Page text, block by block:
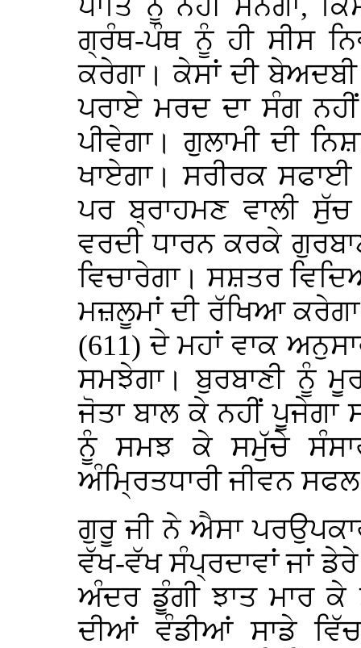
ਪਾਤਿ ਨੂੰ ਨਹੀਂ ਮੰਨੇਗਾ,
ਗ੍ਰੰਥ-ਪੰਥ ਨੂੰ ਹੀ ਸੀਸ
ਕਰੇਗਾ। ਕੇਸਾਂ ਦੀ
ਪਰਾਏ ਮਰਦ ਦਾ ਸੰਗ
ਪੀਵੇਗਾ। ਗੁਲਾਮੀ ਦੀ
ਖਾਏਗਾ। ਸਰੀਰਕ
ਪਰ ਬ੍ਰਾਹਮਣ ਵਾਲੀ
ਵਰਦੀ ਧਾਰਨ ਕਰਕੇ
ਵਿਚਾਰੇਗਾ। ਸਸ਼ਤਰ
ਮਜ਼ਲੂਮਾਂ ਦੀ ਰੱਖਿਆ
(611) ਦੇ ਮਹਾਂ ਵਾਕ
ਸਮਝੇਗਾ। ਬੁਰਬਾਣੀ ਨੂੰ
ਜੋਤਾ ਬਾਲ ਕੇ ਨਹੀਂ
ਨੂੰ ਸਮਝ ਕੇ ਸਮੁੱਚੇ
ਅੰਮ੍ਰਿਤਧਾਰੀ ਜੀਵਨ
ਗੁਰੂ ਜੀ ਨੇ ਐਸਾ
ਵੱਖ-ਵੱਖ ਸੰਪ੍ਰਦਾਵਾਂ ਜਾਂ
ਅੰਦਰ ਡੂੰਗੀ ਝਾਤ ਮਾਰ
ਦੀਆਂ ਵੰਡੀਆਂ ਸਾਡੇ